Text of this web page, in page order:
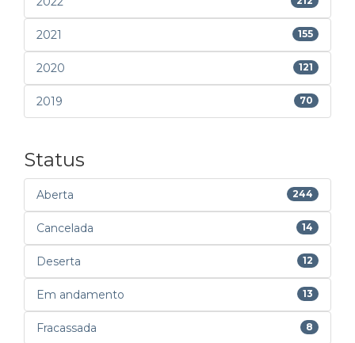
2021 155
2020 121
2019 70
Status
Aberta 244
Cancelada 14
Deserta 12
Em andamento 13
Fracassada 8